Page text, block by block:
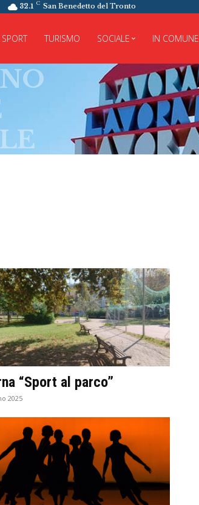
32.1 C San Benedetto del Tronto
SPORT TURISMO SOCIALE IN COMUNE
“Sport al parco”
2025